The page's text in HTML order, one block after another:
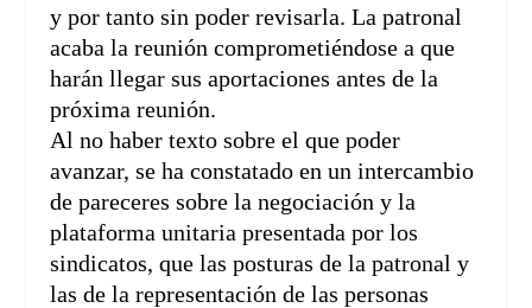
y por tanto sin poder revisarla. La patronal
acaba la reunión comprometiéndose a que
harán llegar sus aportaciones antes de la
próxima reunión.
Al no haber texto sobre el que poder
avanzar, se ha constatado en un intercambio
de pareceres sobre la negociación y la
plataforma unitaria presentada por los
sindicatos, que las posturas de la patronal y
las de la representación de las personas